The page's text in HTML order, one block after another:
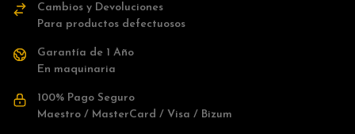
Cambios y Devoluciones
Para productos defectuosos
Garantía de 1 Año
En maquinaria
100% Pago Seguro
Maestro / MasterCard / Visa / Bizum